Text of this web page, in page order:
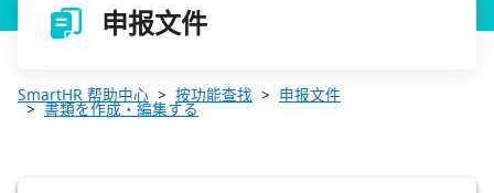
申报文件
SmartHR 帮助中心 按功能查找 申报文件
書類を作成・編集する